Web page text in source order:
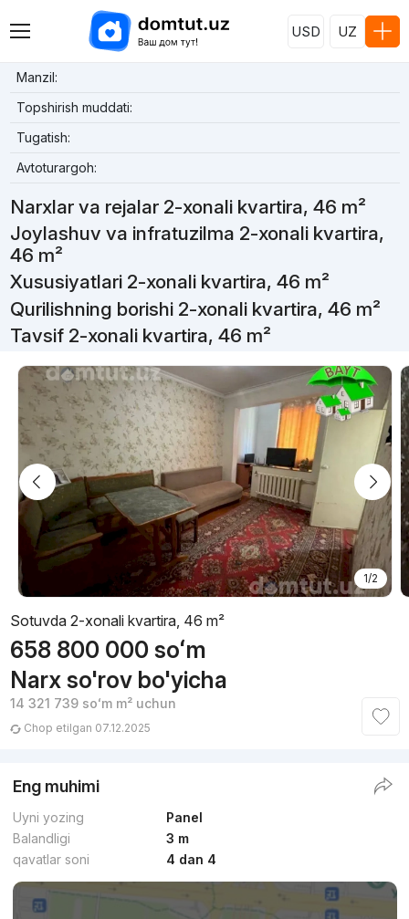
USD UZ
Manzil:
Topshirish muddati:
Tugatish:
Avtoturargoh:
Narxlar va rejalar 2-xonali kvartira, 46 m²
Joylashuv va infratuzilma 2-xonali kvartira,
46 m²
Xususiyatlari 2-xonali kvartira, 46 m²
Qurilishning borishi 2-xonali kvartira, 46 m²
Tavsif 2-xonali kvartira, 46 m²
1/2
Sotuvda 2-xonali kvartira, 46 m²
658 800 000 soʻm
Narx so'rov bo'yicha
14 321 739 soʻmm² uchun
Chop etilgan 07.12.2025
Eng muhimi
Uyni yozing
Panel
Balandligi
3 m
qavatlar soni
4 dan 4